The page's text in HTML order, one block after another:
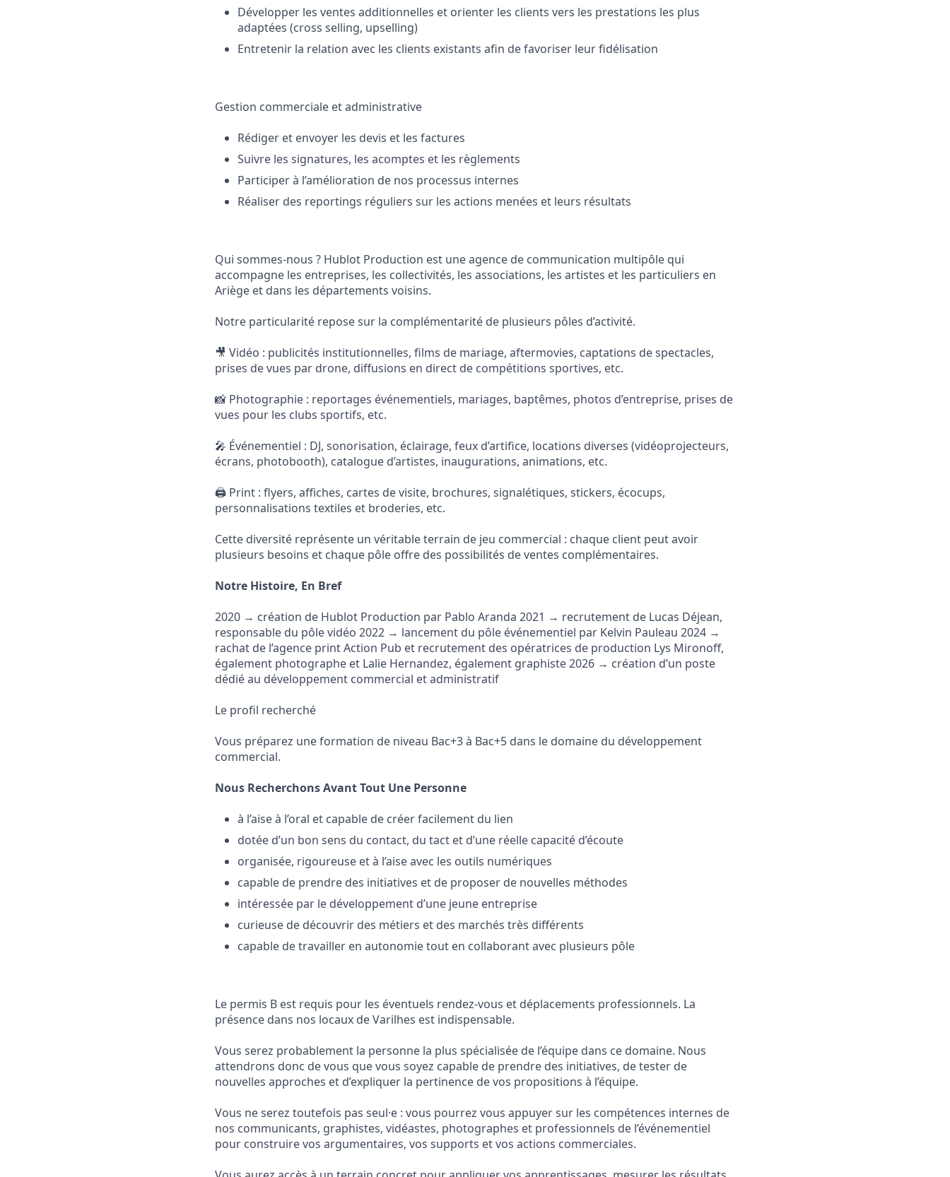
Développer les ventes additionnelles et orienter les clients vers les prestations les plus
adaptées (cross selling, upselling)
Entretenir la relation avec les clients existants afin de favoriser leur fidélisation
Gestion commerciale et administrative
Rédiger et envoyer les devis et les factures
Suivre les signatures, les acomptes et les règlements
Participer à l’amélioration de nos processus internes
Réaliser des reportings réguliers sur les actions menées et leurs résultats
Qui sommes-nous ? Hublot Production est une agence de communication multipôle qui
accompagne les entreprises, les collectivités, les associations, les artistes et les particuliers en
Ariège et dans les départements voisins.
Notre particularité repose sur la complémentarité de plusieurs pôles d’activité.
🎥 Vidéo : publicités institutionnelles, films de mariage, aftermovies, captations de spectacles,
prises de vues par drone, diffusions en direct de compétitions sportives, etc.
📸 Photographie : reportages événementiels, mariages, baptêmes, photos d’entreprise, prises de
vues pour les clubs sportifs, etc.
🎤 Événementiel : DJ, sonorisation, éclairage, feux d’artifice, locations diverses (vidéoprojecteurs,
écrans, photobooth), catalogue d’artistes, inaugurations, animations, etc.
🖨️ Print : flyers, affiches, cartes de visite, brochures, signalétiques, stickers, écocups,
personnalisations textiles et broderies, etc.
Cette diversité représente un véritable terrain de jeu commercial : chaque client peut avoir
plusieurs besoins et chaque pôle offre des possibilités de ventes complémentaires.
Notre Histoire, En Bref
2020 → création de Hublot Production par Pablo Aranda 2021 → recrutement de Lucas Déjean,
responsable du pôle vidéo 2022 → lancement du pôle événementiel par Kelvin Pauleau 2024 →
rachat de l’agence print Action Pub et recrutement des opératrices de production Lys Mironoff,
également photographe et Lalie Hernandez, également graphiste 2026 → création d’un poste
dédié au développement commercial et administratif
Le profil recherché
Vous préparez une formation de niveau Bac+3 à Bac+5 dans le domaine du développement
commercial.
Nous Recherchons Avant Tout Une Personne
à l’aise à l’oral et capable de créer facilement du lien
dotée d’un bon sens du contact, du tact et d’une réelle capacité d’écoute
organisée, rigoureuse et à l’aise avec les outils numériques
capable de prendre des initiatives et de proposer de nouvelles méthodes
intéressée par le développement d’une jeune entreprise
curieuse de découvrir des métiers et des marchés très différents
capable de travailler en autonomie tout en collaborant avec plusieurs pôle
Le permis B est requis pour les éventuels rendez-vous et déplacements professionnels. La
présence dans nos locaux de Varilhes est indispensable.
Vous serez probablement la personne la plus spécialisée de l’équipe dans ce domaine. Nous
attendrons donc de vous que vous soyez capable de prendre des initiatives, de tester de
nouvelles approches et d’expliquer la pertinence de vos propositions à l’équipe.
Vous ne serez toutefois pas seul·e : vous pourrez vous appuyer sur les compétences internes de
nos communicants, graphistes, vidéastes, photographes et professionnels de l’événementiel
pour construire vos argumentaires, vos supports et vos actions commerciales.